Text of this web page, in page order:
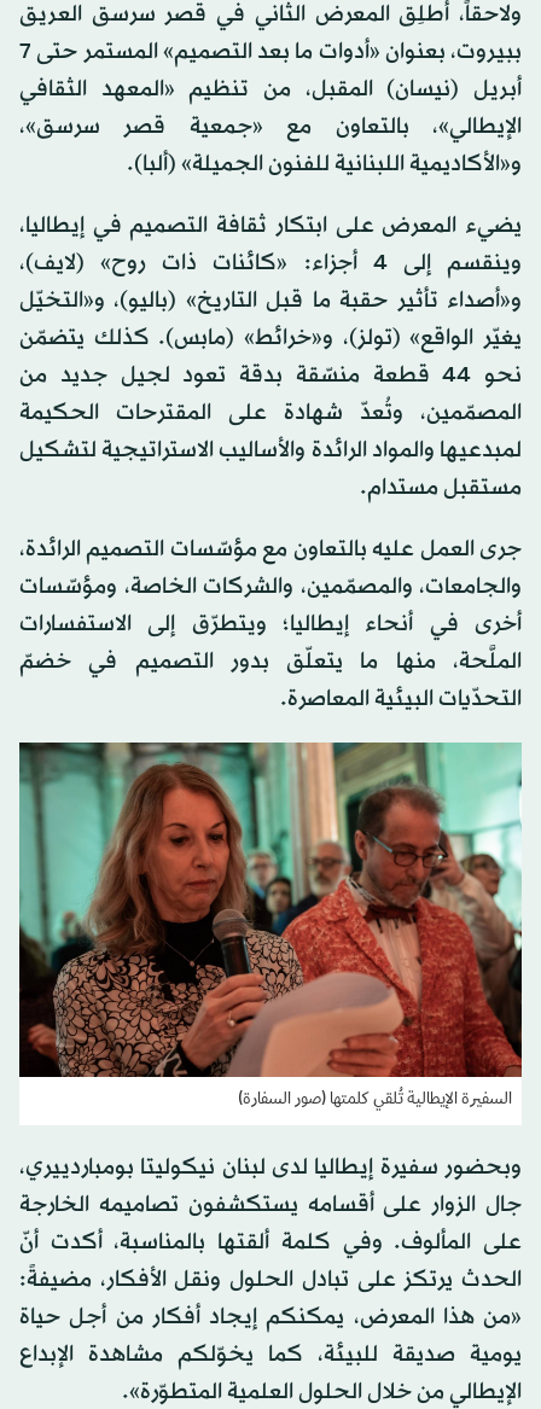
ولاحقاً، أُطلِق المعرض الثاني في قصر سرسق العريق
ببيروت، بعنوان «أدوات ما بعد التصميم» المستمر حتى 7
أبريل (نيسان) المقبل، من تنظيم «المعهد الثقافي
الإيطالي»، بالتعاون مع «جمعية قصر سرسق»،
و«الأكاديمية اللبنانية للفنون الجميلة» (ألبا).
يضيء المعرض على ابتكار ثقافة التصميم في إيطاليا،
وينقسم إلى 4 أجزاء: «كائنات ذات روح» (لايف)،
و«أصداء تأثير حقبة ما قبل التاريخ» (باليو)، و«التخيّل
يغيّر الواقع» (تولز)، و«خرائط» (مابس). كذلك يتضمّن
نحو 44 قطعة منسّقة بدقة تعود لجيل جديد من
المصمّمين، وتُعدّ شهادة على المقترحات الحكيمة
لمبدعيها والمواد الرائدة والأساليب الاستراتيجية لتشكيل
مستقبل مستدام.
جرى العمل عليه بالتعاون مع مؤسّسات التصميم الرائدة،
والجامعات، والمصمّمين، والشركات الخاصة، ومؤسّسات
أخرى في أنحاء إيطاليا؛ ويتطرّق إلى الاستفسارات
الملَّحة، منها ما يتعلّق بدور التصميم في خضمّ
التحدّيات البيئية المعاصرة.
السفيرة الإيطالية تُلقي كلمتها (صور السفارة)
وبحضور سفيرة إيطاليا لدى لبنان نيكوليتا بومباردييري،
جال الزوار على أقسامه يستكشفون تصاميمه الخارجة
على المألوف. وفي كلمة ألقتها بالمناسبة، أكدت أنّ
الحدث يرتكز على تبادل الحلول ونقل الأفكار، مضيفةً:
«من هذا المعرض، يمكنكم إيجاد أفكار من أجل حياة
يومية صديقة للبيئة، كما يخوّلكم مشاهدة الإبداع
الإيطالي من خلال الحلول العلمية المتطوّرة».